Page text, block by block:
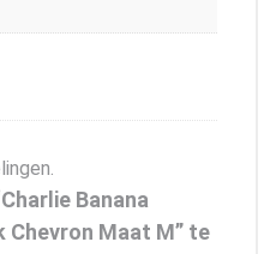
Banana
Chevron Maat M” te